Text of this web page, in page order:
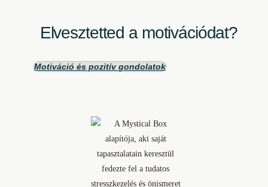
Elvesztetted a motivációdat?
Motiváció és pozitív gondolatok